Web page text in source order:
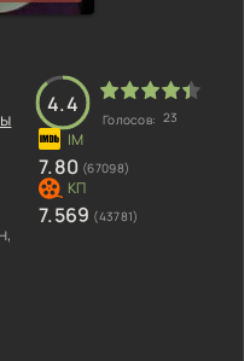
4.4
Голосов: 23
7.80 (67098)
7.569 (43781)